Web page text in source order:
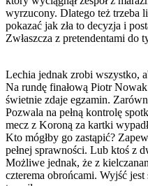
wyrzucony. Dlatego też trzeba
pokazać jak zła to decyzja i
Zwłaszcza z pretendentami do
Lechia jednak zrobi wszystko,
Na rundę finałową Piotr
świetnie zdaje egzamin.
Pozwala na pełną kontrolę
mecz z Koroną za kartki
Kto mógłby go zastąpić?
pełnej sprawności. Lub ktoś z
Możliwe jednak, że z
czterema obrońcami. Wyjść